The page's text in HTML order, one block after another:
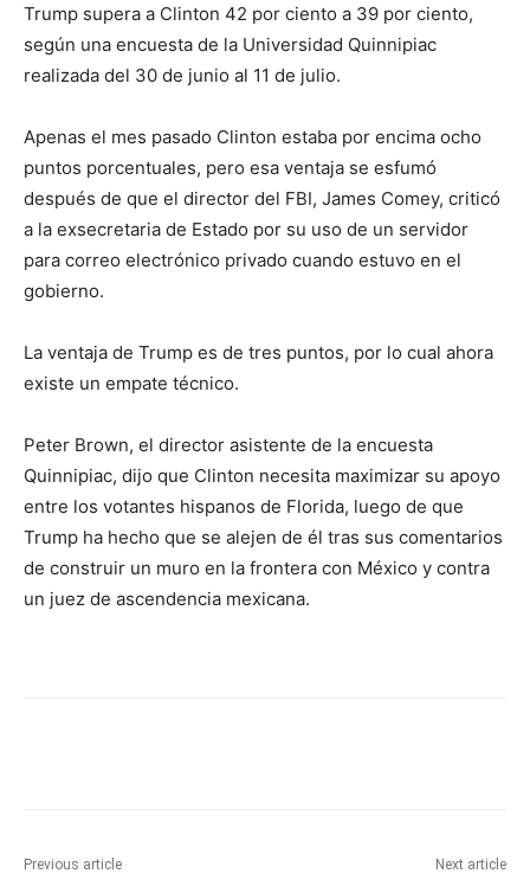
Trump supera a Clinton 42 por ciento a 39 por ciento,
según una encuesta de la Universidad Quinnipiac
realizada del 30 de junio al 11 de julio.
Apenas el mes pasado Clinton estaba por encima ocho
puntos porcentuales, pero esa ventaja se esfumó
después de que el director del FBI, James Comey, criticó
a la exsecretaria de Estado por su uso de un servidor
para correo electrónico privado cuando estuvo en el
gobierno.
La ventaja de Trump es de tres puntos, por lo cual ahora
existe un empate técnico.
Peter Brown, el director asistente de la encuesta
Quinnipiac, dijo que Clinton necesita maximizar su apoyo
entre los votantes hispanos de Florida, luego de que
Trump ha hecho que se alejen de él tras sus comentarios
de construir un muro en la frontera con México y contra
un juez de ascendencia mexicana.
Previous article Next article